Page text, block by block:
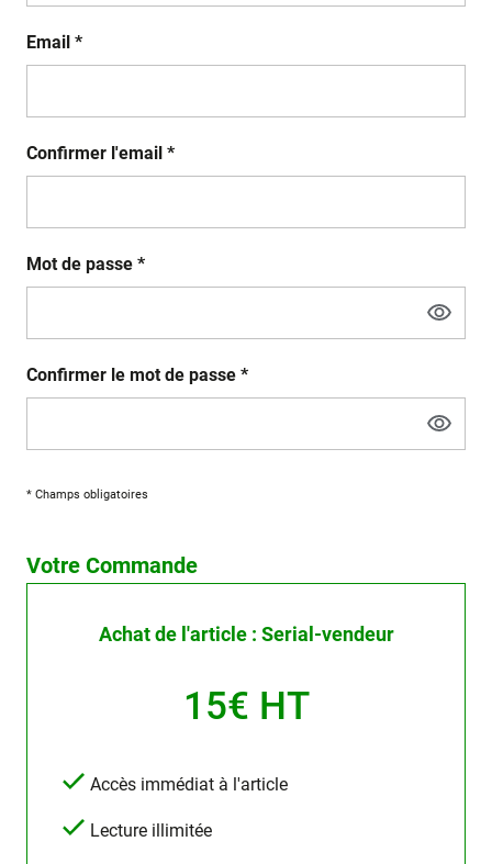
Email *
Confirmer l'email *
Mot de passe *
Confirmer le mot de passe *
* Champs obligatoires
Votre Commande
Achat de l'article : Serial-vendeur
15€ HT
Accès immédiat à l'article
Lecture illimitée